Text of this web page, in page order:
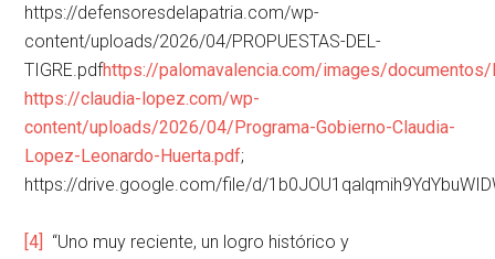
https://defensoresdelapatria.com/wp-
content/uploads/2026/04/PROPUESTAS-DEL-
TIGRE.pdfhttps://palomavalencia.com/images/
https://claudia-lopez.com/wp-
content/uploads/2026/04/Programa-Gobierno-Claudia-
Lopez-Leonardo-Huerta.pdf;
https://drive.google.com/file/d/
[4] “Uno muy reciente, un logro histórico y